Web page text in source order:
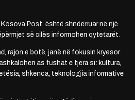
Post, është shndërruar në një
së cilës informohen qytetarët.
rajon e botë, janë në fokusin kryesor
as fushat e tjera si: kultura,
shkenca, teknologjia informative